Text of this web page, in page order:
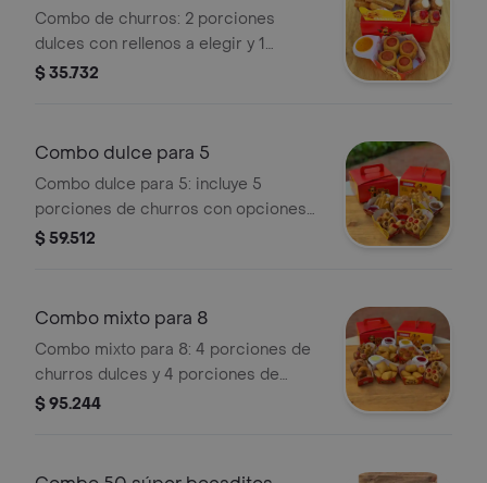
Combo de churros: 2 porciones
dulces con rellenos a elegir y 1
porción salada. Incluye salsa para
$ 35.732
Combo dulce para 5
Combo dulce para 5: incluye 5
porciones de churros con opciones
de salsas y toppings variados.
$ 59.512
Combo mixto para 8
Combo mixto para 8: 4 porciones de
churros dulces y 4 porciones de
churros salados a elección. Incluye
$ 95.244